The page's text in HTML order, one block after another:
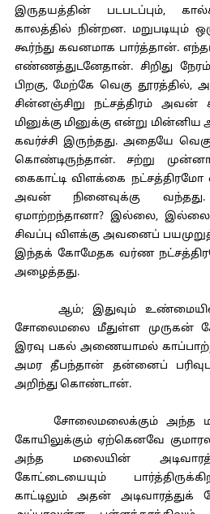
இருதயத்தின் படபடப்பும்,
காலத்தில் நின்றன. மறுபடியும்
கூர்ந்து கவனமாக பார்த்தான்.
எண்ணத்துடனேதான். சிறிது
பிறகு, மேற்கே வெகு தூரத்தில்,
சின்னஞ்சிறு நட்சத்திரம் அவன்
மினுக்கு மினுக்கு என்று
கவர்ச்சி இருந்தது. அதையே
கொண்டிருந்தான். சற்று
கைகாட்டி விளக்கை
அவன் நினைவுக்கு வந்தது.
ஏமாற்றந்தானா? இல்லை,
சிவப்பு விளக்கு அவனைப்
இந்தக் கோமேதக வர்ண
அழைத்தது.
ஆம்; இதுவும் உண்மையில்
சோலைமலை மீதுள்ள முருகன்
இரவு பகல் அணையாமல்
அமர தீபந்தான் தன்னைப்
அறிந்து கொண்டான்.
சோலைமலைக்கும் அந்த
கோயிலுக்கும் ஏற்கெனவே
அந்த மலையின்
கோட்டையையும்
காட்டிலும் அதன் அடிவாரத்துக்